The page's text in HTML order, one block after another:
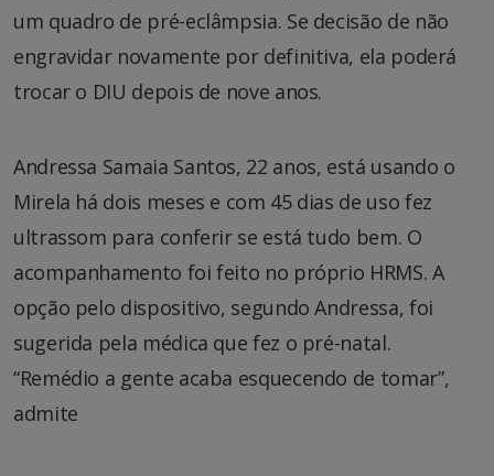
um quadro de pré-eclâmpsia. Se decisão de não
engravidar novamente por definitiva, ela poderá
trocar o DIU depois de nove anos.
Andressa Samaia Santos, 22 anos, está usando o
Mirela há dois meses e com 45 dias de uso fez
ultrassom para conferir se está tudo bem. O
acompanhamento foi feito no próprio HRMS. A
opção pelo dispositivo, segundo Andressa, foi
sugerida pela médica que fez o pré-natal.
“Remédio a gente acaba esquecendo de tomar”,
admite